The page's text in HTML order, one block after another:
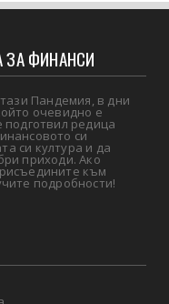
ЗА ФИНАНСИ
Пандемия, в дни
очевидно е
редица
си
си култура и да
приходи. Ако
към
подробности!